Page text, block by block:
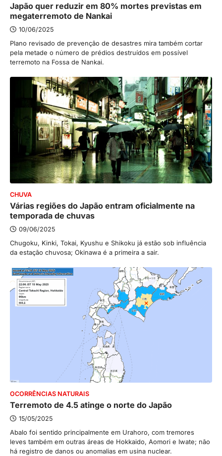
Japão quer reduzir em 80% mortes previstas em
megaterremoto de Nankai
10/06/2025
Plano revisado de prevenção de desastres mira também cortar
pela metade o número de prédios destruídos em possível
terremoto na Fossa de Nankai.
CHUVA
Várias regiões do Japão entram oficialmente na
temporada de chuvas
09/06/2025
Chugoku, Kinki, Tokai, Kyushu e Shikoku já estão sob influência
da estação chuvosa; Okinawa é a primeira a sair.
OCORRÊNCIAS NATURAIS
Terremoto de 4.5 atinge o norte do Japão
15/05/2025
Abalo foi sentido principalmente em Urahoro, com tremores
leves também em outras áreas de Hokkaido, Aomori e Iwate; não
há registro de danos ou anomalias em usina nuclear.